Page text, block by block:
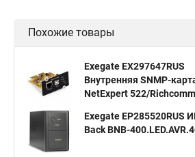
Похожие товары
Exegate EX297647RUS
Внутренняя SNMP-
NetExpert 522/Richcomm
Exegate EP285520RUS
Back BNB-